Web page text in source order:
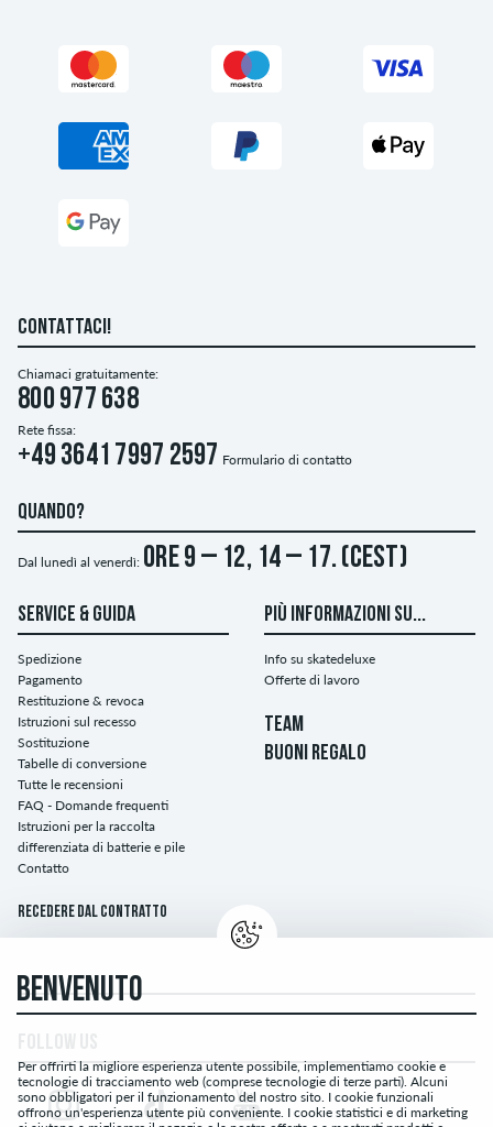
CONTATTACI!
Chiamaci gratuitamente:
800 977 638
Rete fissa:
+49 3641 7997 2597 Formulario di contatto
QUANDO?
Dal lunedì al venerdì: ore 9 – 12, 14 – 17. (CEST)
SERVICE & GUIDA
Spedizione
Pagamento
Restituzione & revoca
Istruzioni sul recesso
Sostituzione
Tabelle di conversione
Tutte le recensioni
FAQ - Domande frequenti
Istruzioni per la raccolta
differenziata di batterie e pile
Contatto
Recedere dal contratto
PIÙ INFORMAZIONI SU...
Info su skatedeluxe
Offerte di lavoro
TEAM
BUONI REGALO
BENVENUTO
Per offrirti la migliore esperienza utente possibile, implementiamo cookie e
tecnologie di tracciamento web (comprese tecnologie di terze parti). Alcuni
sono obbligatori per il funzionamento del nostro sito. I cookie funzionali
offrono un'esperienza utente più conveniente. I cookie statistici e di marketing